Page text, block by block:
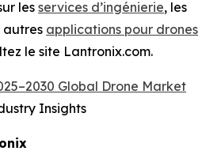
les services d’ingénierie, les
autres applications pour drones
le site Lantronix.com.
Global Drone Market
Insights